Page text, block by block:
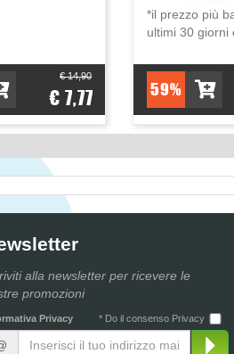
€ 14,90
€ 7,77
*il prezzo più
ultimi 30 giorni
59%
alla newsletter per ricevere le
promozioni
Privacy * Do il consenso Privacy